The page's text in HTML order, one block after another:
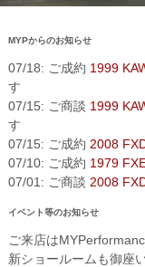
MYPからのお知らせ
07/18: ご成約 1999
す
07/15: ご商談 1999
す
07/15: ご成約 2008
07/10: ご成約 1979
07/01: ご商談 2008
イベント等のお知らせ
ご来店は
新ショールームも御座